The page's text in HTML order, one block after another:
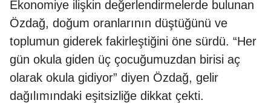
Ekonomiye ilişkin değerlendirmelerde bulunan
Özdağ, doğum oranlarının düştüğünü ve
toplumun giderek fakirleştiğini öne sürdü. “Her
gün okula giden üç çocuğumuzdan birisi aç
olarak okula gidiyor” diyen Özdağ, gelir
dağılımındaki eşitsizliğe dikkat çekti.